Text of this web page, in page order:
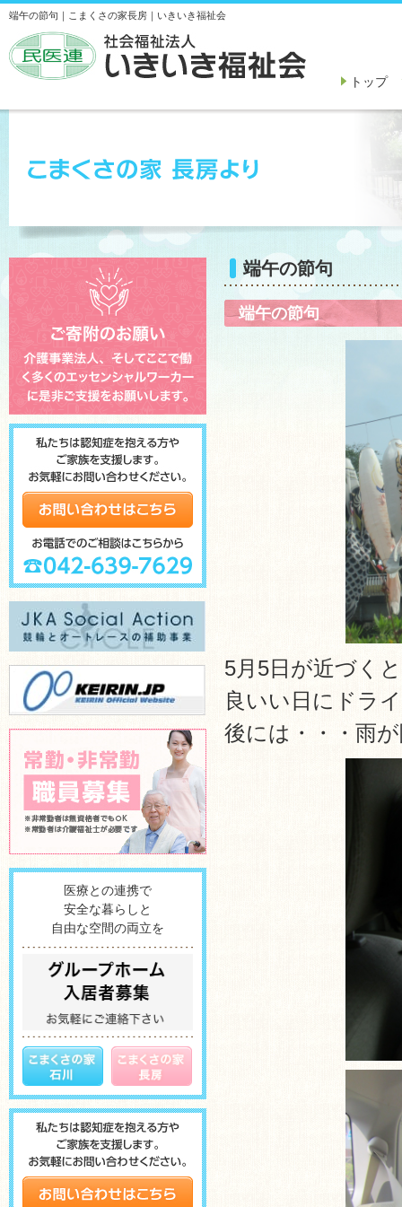
端午の節句｜こまくさの家長房｜いきいき福祉会
トップ
端午の節句
端午の節句
5月5日が近づく
良いい日にドラ
後には・・・雨
医療との連携で
安全な暮らしと
自由な空間の両立を